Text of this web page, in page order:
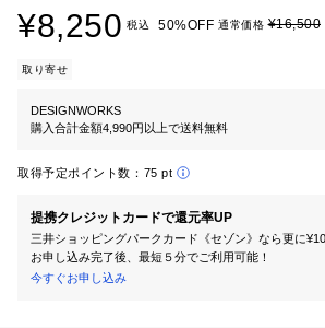
¥8,250 税込 50%OFF 通常価格¥16,500
取り寄せ
DESIGNWORKS
購入合計金額4,990円以上で送料無料
取得予定ポイント数： 75 pt
提携クレジットカードで還元率UP
三井ショッピングパークカード《セゾン》なら更に
お申し込み完了後、最短５分でご利用可能！
今すぐお申し込み